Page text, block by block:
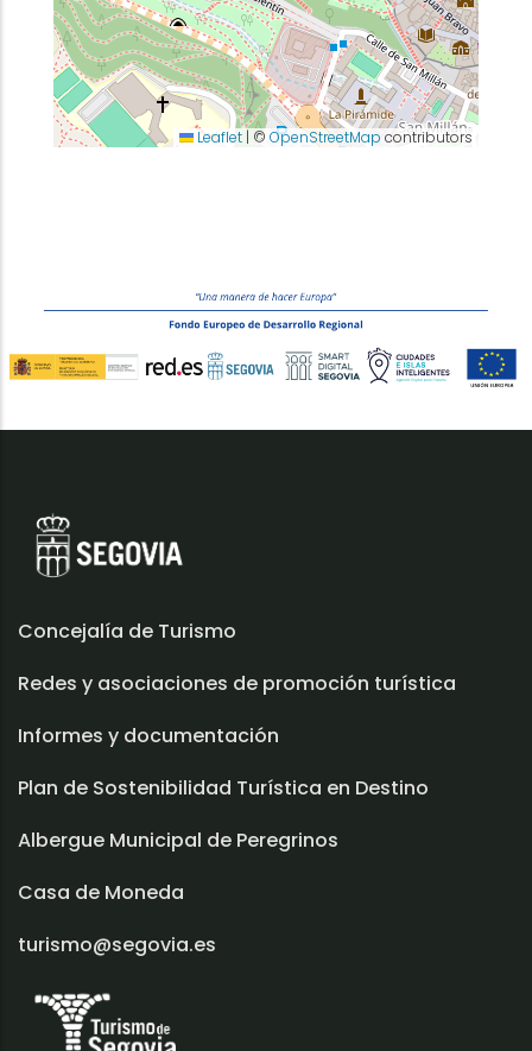
Leaflet | © OpenStreetMap contributors
Concejalía de Turismo
Redes y asociaciones de promoción turística
Informes y documentación
Plan de Sostenibilidad Turística en Destino
Albergue Municipal de Peregrinos
Casa de Moneda
turismo@segovia.es